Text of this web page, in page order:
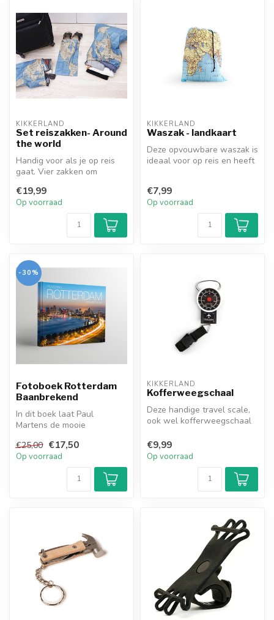
KIKKERLAND
Set reiszakken- Around
the world
Handig voor als je op reis
gaat. Vier zakken om
en and...
€19,99
Op voorraad
KIKKERLAND
Waszak - landkaart
Deze opvouwbare waszak is
ideaal voor op reis en heeft
€7,99
Op voorraad
-30%
Fotoboek Rotterdam
Baanbrekend
In dit boek laat Paul
Martens de mooie
zien. In 143 pr...
€25,00 €17,50
Op voorraad
KIKKERLAND
Kofferweegschaal
Deze handige travel scale,
ook wel kofferweegschaal
koffe...
€9,99
Op voorraad